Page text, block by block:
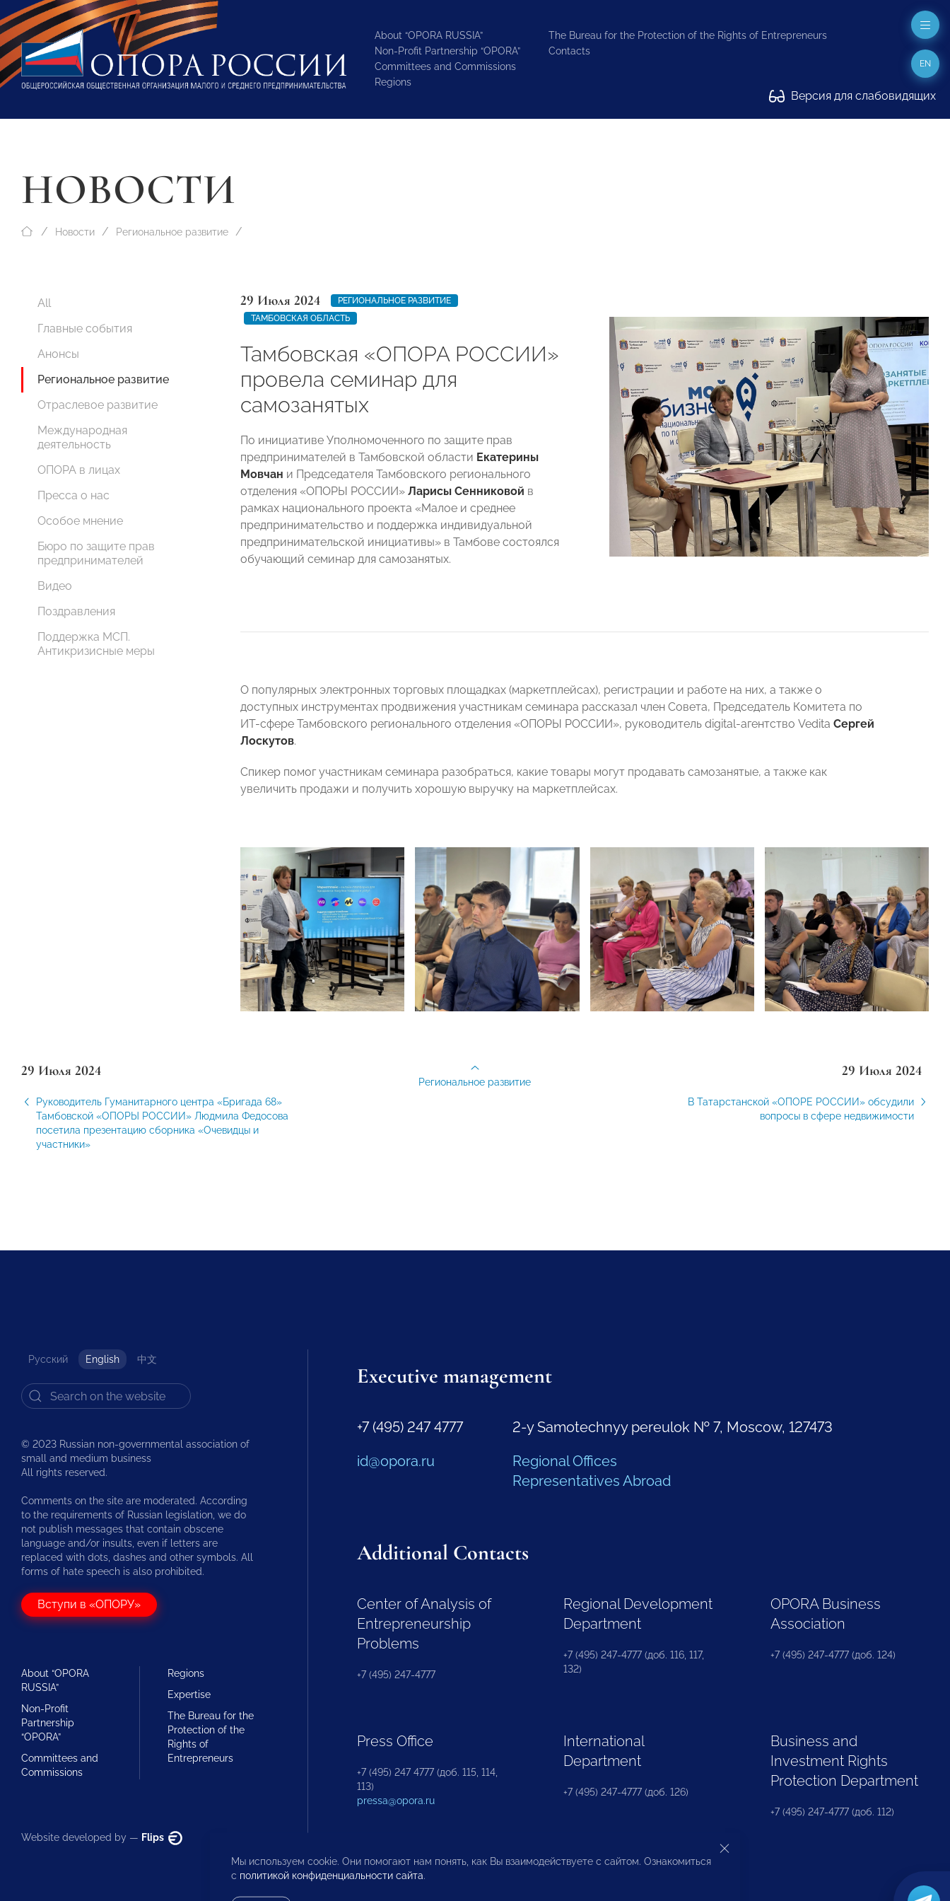
About “OPORA RUSSIA”
Non-Profit Partnership “OPORA”
Committees and Commissions
Regions
The Bureau for the Protection of the Rights of Entrepreneurs
Contacts
Версия для слабовидящих
EN
НОВОСТИ
Новости Региональное развитие
All
Главные события
Анонсы
Региональное развитие
Отраслевое развитие
Международная
деятельность
ОПОРА в лицах
Пресса о нас
Особое мнение
Бюро по защите прав
предпринимателей
Видео
Поздравления
Поддержка МСП.
Антикризисные меры
29 Июля 2024
РЕГИОНАЛЬНОЕ РАЗВИТИЕ
ТАМБОВСКАЯ ОБЛАСТЬ
Тамбовская «ОПОРА РОССИИ»
провела семинар для
самозанятых
По инициативе Уполномоченного по защите прав
предпринимателей в Тамбовской области Екатерины
Мовчан и Председателя Тамбовского регионального
отделения «ОПОРЫ РОССИИ» Ларисы Сенниковой в
рамках национального проекта «Малое и среднее
предпринимательство и поддержка индивидуальной
предпринимательской инициативы» в Тамбове состоялся
обучающий семинар для самозанятых.
О популярных электронных торговых площадках (маркетплейсах), регистрации и работе на них, а также о
доступных инструментах продвижения участникам семинара рассказал член Совета, Председатель Комитета по
ИТ-сфере Тамбовского регионального отделения «ОПОРЫ РОССИИ», руководитель digital-агентство Vedita Сергей
Лоскутов.
Спикер помог участникам семинара разобраться, какие товары могут продавать самозанятые, а также как
увеличить продажи и получить хорошую выручку на маркетплейсах.
29 Июля 2024
Руководитель Гуманитарного центра «Бригада 68»
Тамбовской «ОПОРЫ РОССИИ» Людмила Федосова
посетила презентацию сборника «Очевидцы и
участники»
29 Июля 2024
В Татарстанской «ОПОРЕ РОССИИ» обсудили
вопросы в сфере недвижимости
Региональное развитие
Русский English 中文
© 2023 Russian non-governmental association of
small and medium business
All rights reserved.
Comments on the site are moderated. According
to the requirements of Russian legislation, we do
not publish messages that contain obscene
language and/or insults, even if letters are
replaced with dots, dashes and other symbols. All
forms of hate speech is also prohibited.
Вступи в «ОПОРУ»
About “OPORA
RUSSIA”
Non-Profit
Partnership
“OPORA”
Committees and
Commissions
Regions
Expertise
The Bureau for the
Protection of the
Rights of
Entrepreneurs
Website developed by — Flips
Executive management
+7 (495) 247 4777
id@opora.ru
2-y Samotechnyy pereulok № 7, Moscow, 127473
Regional Offices
Representatives Abroad
Additional Contacts
Center of Analysis of
Entrepreneurship
Problems
+7 (495) 247-4777
Regional Development
Department
+7 (495) 247-4777 (доб. 116, 117,
132)
OPORA Business
Association
+7 (495) 247-4777 (доб. 124)
Press Office
+7 (495) 247 4777 (доб. 115, 114,
113)
pressa@opora.ru
International
Department
+7 (495) 247-4777 (доб. 126)
Business and
Investment Rights
Protection Department
+7 (495) 247-4777 (доб. 112)
Мы используем cookie. Они помогают нам понять, как Вы взаимодействуете с сайтом. Ознакомиться
с политикой конфиденциальности сайта.